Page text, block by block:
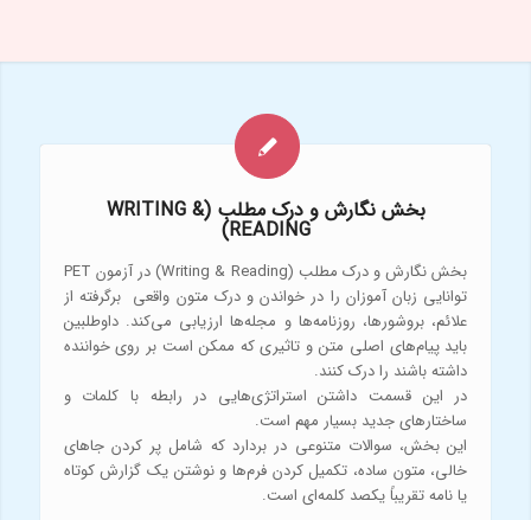
بخش نگارش و درک مطلب (WRITING &
READING)
بخش نگارش و درک مطلب (Writing & Reading) در آزمون PET
توانایی زبان آموزان را در خواندن و درک متون واقعی برگرفته از
علائم، بروشورها، روزنامه‌ها و مجله‌ها ارزیابی می‌کند. داوطلبین
باید پیام‌های اصلی متن و تاثیری که ممکن است بر روی خواننده
داشته باشند را درک کنند.
در این قسمت داشتن استراتژی‌هایی در رابطه با کلمات و
ساختارهای جدید بسیار مهم است.
این بخش، سوالات متنوعی در بردارد که شامل پر کردن جاهای
خالی، متون ساده، تکمیل کردن فرم‌ها و نوشتن یک گزارش کوتاه
یا نامه تقریباً یکصد کلمه‌ای است.